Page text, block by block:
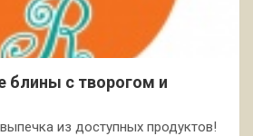
блины с творогом и
из доступных продуктов!